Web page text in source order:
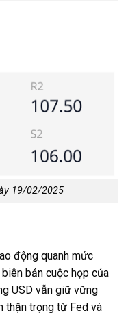
19/02/2025
động quanh mức
bản cuộc họp của
USD vẫn giữ vững
thận trọng từ Fed và